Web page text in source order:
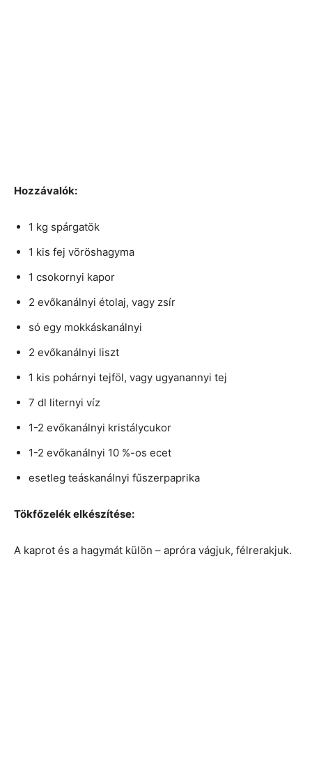
Hozzávalók:
1 kg spárgatök
1 kis fej vöröshagyma
1 csokornyi kapor
2 evőkanálnyi étolaj, vagy zsír
só egy mokkáskanálnyi
2 evőkanálnyi liszt
1 kis pohárnyi tejföl, vagy ugyanannyi tej
7 dl liternyi víz
1-2 evőkanálnyi kristálycukor
1-2 evőkanálnyi 10 %-os ecet
esetleg teáskanálnyi fűszerpaprika
Tökfőzelék elkészítése:
A kaprot és a hagymát külön – apróra vágjuk, félrerakjuk.